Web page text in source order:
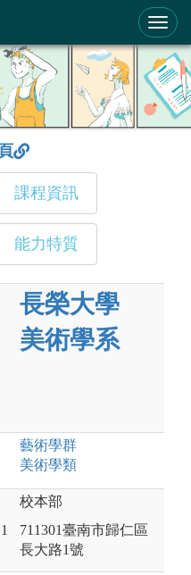
統
課程資訊
能力特質
長榮大學
美術學系
藝術學群
美術學類
校本部
711301臺南市歸仁區
長大路1號